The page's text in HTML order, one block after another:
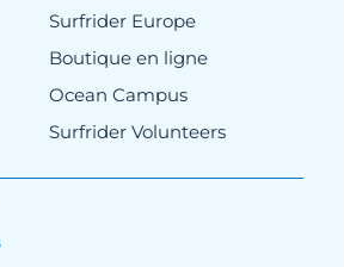
Surfrider Europe
Boutique en ligne
Ocean Campus
Surfrider Volunteers